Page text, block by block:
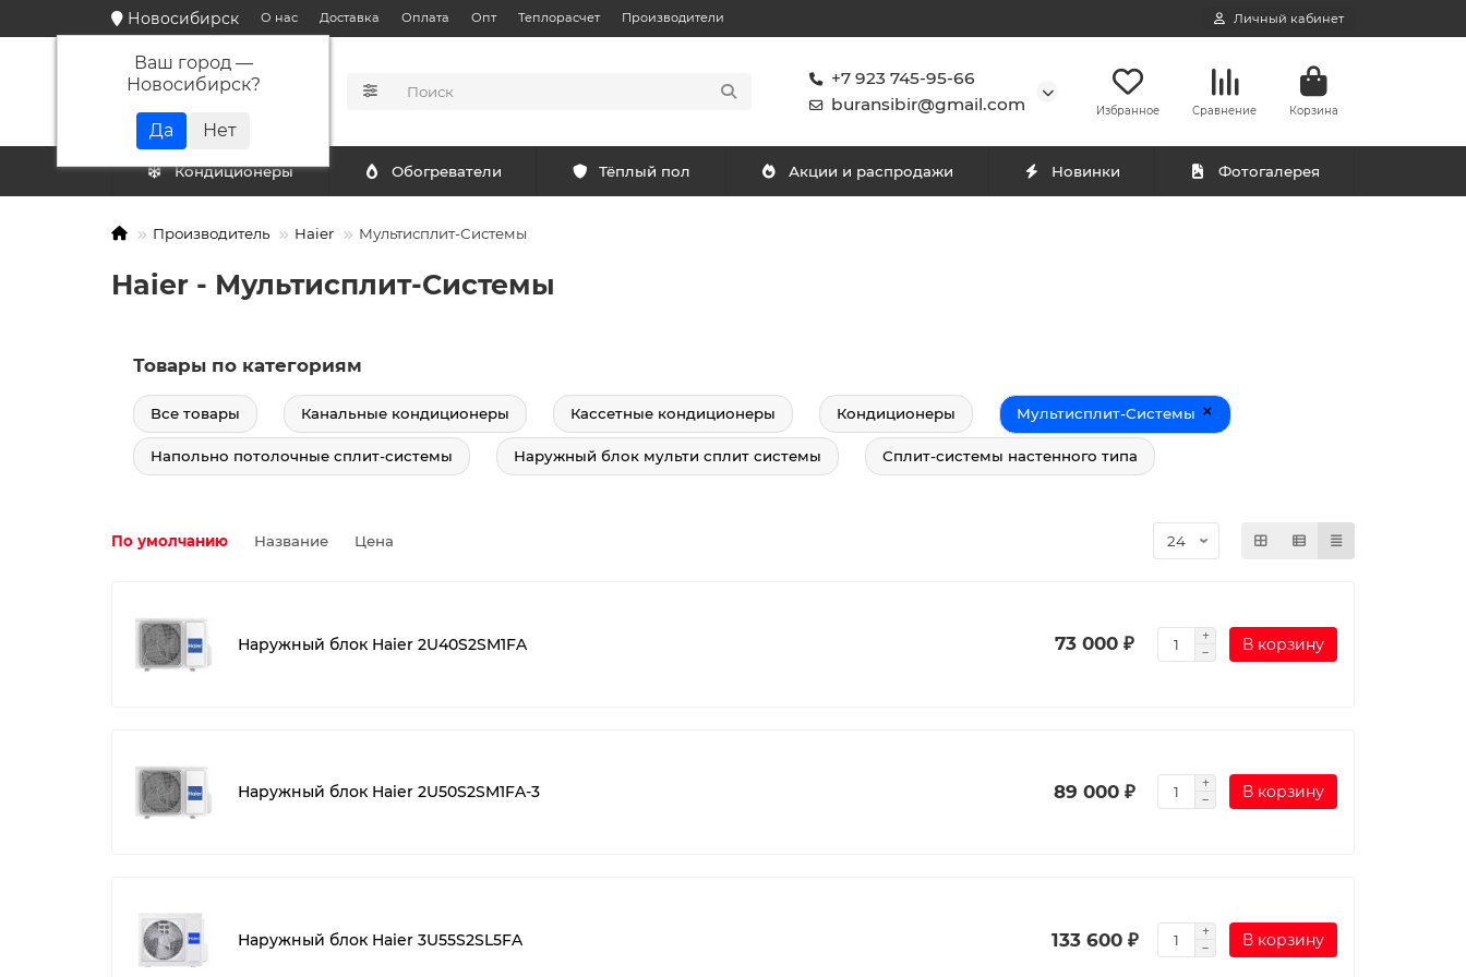
Новосибирск
Ваш город —
Новосибирск?
О нас Доставка Оплата Опт Теплорасчет Производители Личный кабинет
КАТАЛОГ
+7 923 745-95-66
buransibir@gmail.com
Избранное Сравнение Корзина
Кондиционеры Обогреватели Тёплый пол Акции и распродажи Новинки Фотогалерея
Производитель Haier Мультисплит-Системы
Haier - Мультисплит-Системы
Товары по категориям
Все товары Канальные кондиционеры Кассетные кондиционеры Кондиционеры Мультисплит-Системы ×
Напольно потолочные сплит-системы Наружный блок мульти сплит системы Сплит-системы настенного типа
По умолчанию Название Цена
Наружный блок Haier 2U40S2SM1FA 73 000 ₽ В корзину
Наружный блок Haier 2U50S2SM1FA-3 89 000 ₽ В корзину
Наружный блок Haier 3U55S2SL5FA 133 600 ₽ В корзину